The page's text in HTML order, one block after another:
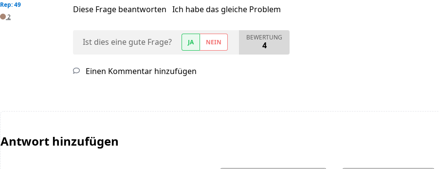
Rep: 49
2
Diese Frage beantworten Ich habe das gleiche Problem
Ist dies eine gute Frage? JA NEIN
BEWERTUNG
4
Einen Kommentar hinzufügen
Antwort hinzufügen